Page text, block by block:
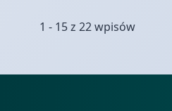
1 - 15 z 22 wpisów